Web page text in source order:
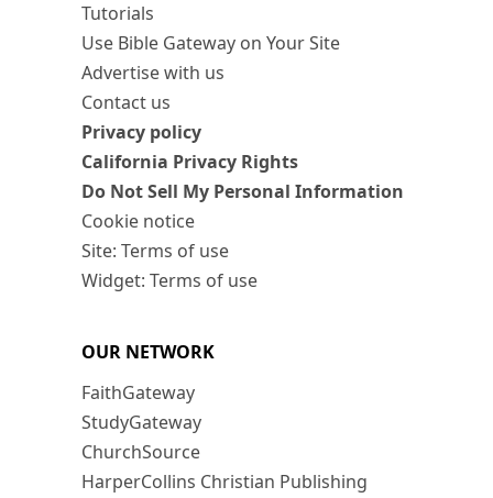
Tutorials
Use Bible Gateway on Your Site
Advertise with us
Contact us
Privacy policy
California Privacy Rights
Do Not Sell My Personal Information
Cookie notice
Site: Terms of use
Widget: Terms of use
OUR NETWORK
FaithGateway
StudyGateway
ChurchSource
HarperCollins Christian Publishing